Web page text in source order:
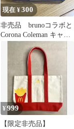
現在 ¥300
非売品 brunoコラボと
Corona Coleman キャン
ププレート
¥999
【限定非売品】